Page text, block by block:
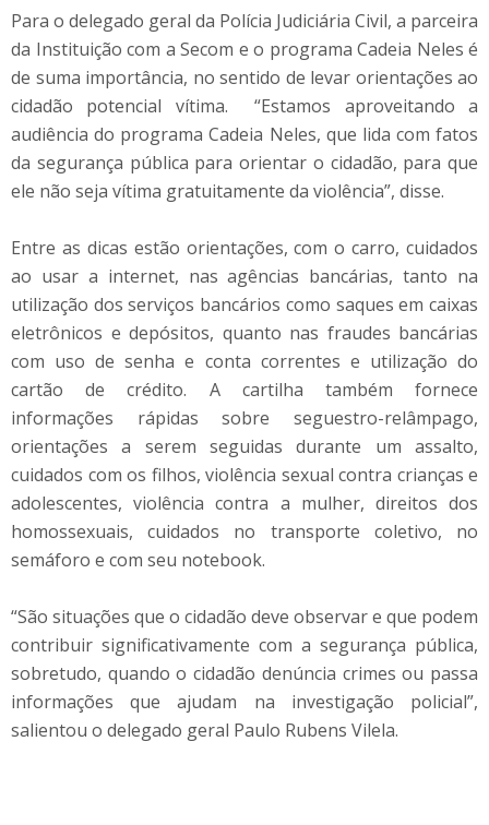
Para o delegado geral da Polícia Judiciária Civil, a parceira
da Instituição com a Secom e o programa Cadeia Neles é
de suma importância, no sentido de levar orientações ao
cidadão potencial vítima. “Estamos aproveitando a
audiência do programa Cadeia Neles, que lida com fatos
da segurança pública para orientar o cidadão, para que
ele não seja vítima gratuitamente da violência”, disse.
Entre as dicas estão orientações, com o carro, cuidados
ao usar a internet, nas agências bancárias, tanto na
utilização dos serviços bancários como saques em caixas
eletrônicos e depósitos, quanto nas fraudes bancárias
com uso de senha e conta correntes e utilização do
cartão de crédito. A cartilha também fornece
informações rápidas sobre seguestro-relâmpago,
orientações a serem seguidas durante um assalto,
cuidados com os filhos, violência sexual contra crianças e
adolescentes, violência contra a mulher, direitos dos
homossexuais, cuidados no transporte coletivo, no
semáforo e com seu notebook.
“São situações que o cidadão deve observar e que podem
contribuir significativamente com a segurança pública,
sobretudo, quando o cidadão denúncia crimes ou passa
informações que ajudam na investigação policial”,
salientou o delegado geral Paulo Rubens Vilela.